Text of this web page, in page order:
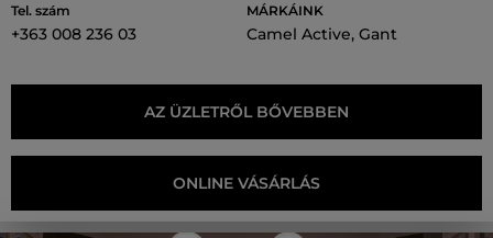
Tel. szám
+363 008 236 03
MÁRKÁINK
Camel Active, Gant
AZ ÜZLETRŐL BŐVEBBEN
ONLINE VÁSÁRLÁS